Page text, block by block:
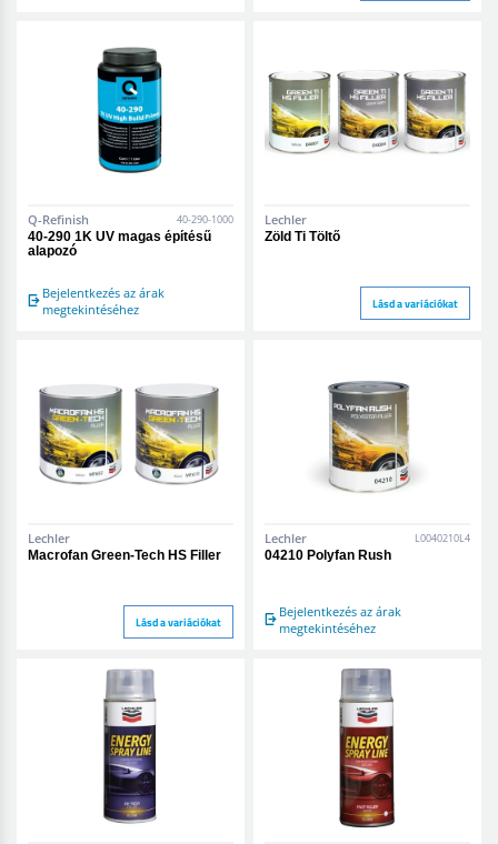
Q-Refinish 40-290-1000
40-290 1K UV magas építésű
alapozó
Bejelentkezés az árak
megtekintéséhez
Lechler
Zöld Ti Töltő
Lásd a variációkat
Lechler
Macrofan Green-Tech HS Filler
Lásd a variációkat
Lechler L0040210L4
04210 Polyfan Rush
Bejelentkezés az árak
megtekintéséhez